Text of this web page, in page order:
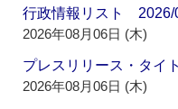
行政情報リスト 2026/
2026年08月06日 (木)
プレスリリース・タイ
2026年08月06日 (木)